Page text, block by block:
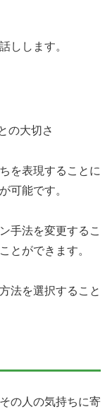
しします。
の大切さ
を表現することに
可能です。
手法を変更するこ
とができます。
法を選択すること
の人の気持ちに寄